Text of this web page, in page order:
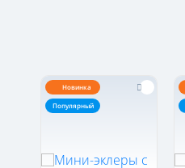
Новинка
Популярный